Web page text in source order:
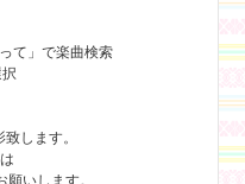
て」で楽曲検索
します。